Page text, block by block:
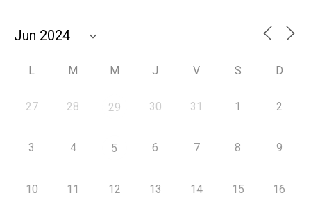
L M M J V S D
27 28 29 30 31 1 2
3 4 5 6 7 8 9
10 11 12 13 14 15 16